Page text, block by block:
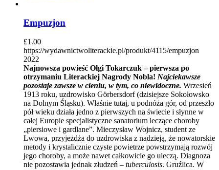
Empuzjon
£1.00
https://wydawnictwoliterackie.pl/produkt/4115/empuzjon
2022
Najnowsza powieść Olgi Tokarczuk – pierwsza po
otrzymaniu Literackiej Nagrody Nobla! Najciekawsze
pozostaje zawsze w cieniu, w tym, co niewidoczne. Wrzesień
1913 roku, uzdrowisko Görbersdorf (dzisiejsze Sokołowsko
na Dolnym Śląsku). Właśnie tutaj, u podnóża gór, od przeszło
pół wieku działa jedno z pierwszych na świecie i słynne w
całej Europie specjalistyczne sanatorium leczące choroby
„piersiowe i gardlane”. Mieczysław Wojnicz, student ze
Lwowa, przyjeżdża do uzdrowiska z nadzieją, że nowatorskie
metody i krystalicznie czyste powietrze powstrzymają rozwój
jego choroby, a może nawet całkowicie go uleczą. Diagnoza
nie pozostawia jednak złudzeń – tuberculosis. Gruźlica. W